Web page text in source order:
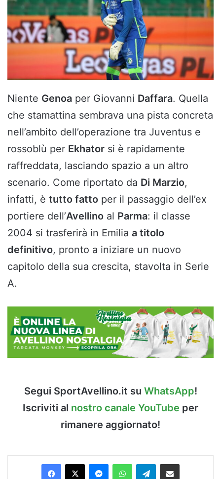
Niente Genoa per Giovanni Daffara. Quella
che stamattina sembrava una pista concreta
nell’ambito dell’operazione tra Juventus e
rossoblù per Ekhator si è rapidamente
raffreddata, lasciando spazio a un altro
scenario. Come riportato da Di Marzio,
infatti, è tutto fatto per il passaggio dell’ex
portiere dell’Avellino al Parma: il classe
2004 si trasferirà in Emilia a titolo
definitivo, pronto a iniziare un nuovo
capitolo della sua crescita, stavolta in Serie
A.
Segui SportAvellino.it su WhatsApp!
Iscriviti al nostro canale YouTube per
rimanere aggiornato!
Facebook
X MessengerWhatsAppTelegramCondividi via Email